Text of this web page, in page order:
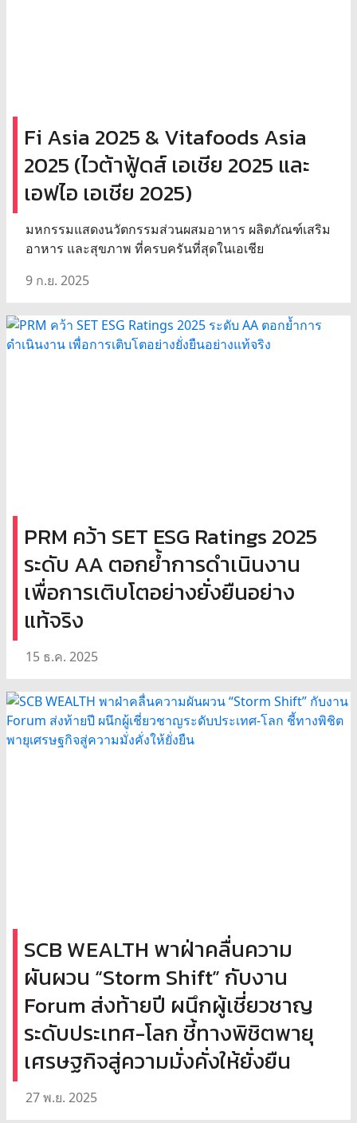
Fi Asia 2025 & Vitafoods Asia
2025 (ไวต้าฟู้ดส์ เอเชีย 2025 และ
เอฟไอ เอเชีย 2025)
มหกรรมแสดงนวัตกรรมส่วนผสมอาหาร ผลิตภัณฑ์เสริม
อาหาร และสุขภาพ ที่ครบครันที่สุดในเอเชีย
9 ก.ย. 2025
PRM คว้า SET ESG Ratings 2025
ระดับ AA ตอกย้ำการดำเนินงาน
เพื่อการเติบโตอย่างยั่งยืนอย่าง
แท้จริง
15 ธ.ค. 2025
SCB WEALTH พาฝ่าคลื่นความ
ผันผวน “Storm Shift” กับงาน
Forum ส่งท้ายปี ผนึกผู้เชี่ยวชาญ
ระดับประเทศ-โลก ชี้ทางพิชิตพายุ
เศรษฐกิจสู่ความมั่งคั่งให้ยั่งยืน
27 พ.ย. 2025